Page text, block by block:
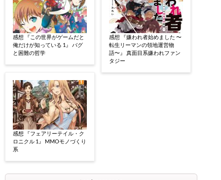
感想 『この世界がゲームだと
俺だけが知っている 1』 バグ
と困難の哲学
感想 『フェアリーテイル・ク
ロニクル 1』 MMOモノづくり
系
感想 『嫌われ者始めました 〜
転生リーマンの領地運営物
語〜』 真面目系嫌われファン
タジー